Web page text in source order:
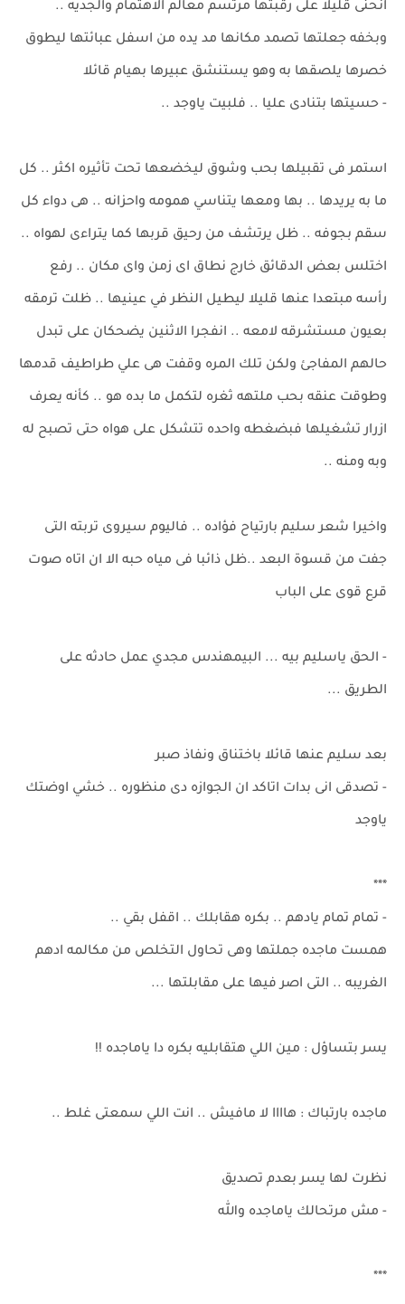
انحنى قليلا على رقبتها مرتسم معالم الاهتمام والجديه ..
وبخفه جعلتها تصمد مكانها مد يده من اسفل عبائتها ليطوق
خصرها يلصقها به وهو يستنشق عبيرها بهيام قائلا
- حسيتها بتنادى عليا .. فلبيت ياوجد ..
استمر فى تقبيلها بحب وشوق ليخضعها تحت تأثيره اكثر .. كل
ما به يريدها .. بها ومعها يتناسي همومه واحزانه .. هى دواء كل
سقم بجوفه .. ظل يرتشف من رحيق قربها كما يتراءى لهواه ..
اختلس بعض الدقائق خارج نطاق اى زمن واى مكان .. رفع
رأسه مبتعدا عنها قليلا ليطيل النظر في عينيها .. ظلت ترمقه
بعيون مستشرقه لامعه .. انفجرا الاثنين يضحكان على تبدل
حالهم المفاجئ ولكن تلك المره وقفت هى علي طراطيف قدمها
وطوقت عنقه بحب ملتهه ثغره لتكمل ما بده هو .. كأنه يعرف
ازرار تشغيلها فبضغطه واحده تتشكل على هواه حتى تصبح له
وبه ومنه ..
واخيرا شعر سليم بارتياح فؤاده .. فاليوم سيروى تربته التى
جفت من قسوة البعد ..ظل ذائبا فى مياه حبه الا ان اتاه صوت
قرع قوى على الباب
- الحق ياسليم بيه ... البيمهندس مجدي عمل حادثه على
الطريق ...
بعد سليم عنها قائلا باختناق ونفاذ صبر
- تصدقى انى بدات اتاكد ان الجوازه دى منظوره .. خشي اوضتك
ياوجد
***
- تمام تمام يادهم .. بكره هقابلك .. اقفل بقي ..
همست ماجده جملتها وهى تحاول التخلص من مكالمه ادهم
الغريبه .. التى اصر فيها على مقابلتها ...
يسر بتساؤل : مين اللي هتقابليه بكره دا ياماجده !!
ماجده بارتباك : هاااا لا مافيش .. انت اللي سمعتى غلط ..
نظرت لها يسر بعدم تصديق
- مش مرتحالك ياماجده والله
***